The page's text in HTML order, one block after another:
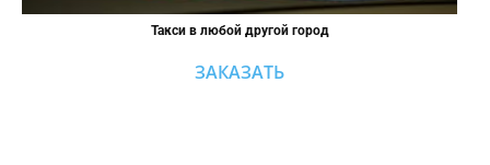
Такси в любой другой город
ЗАКАЗАТЬ